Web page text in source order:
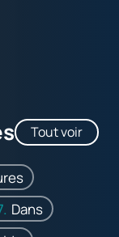
Tout voir
Dans